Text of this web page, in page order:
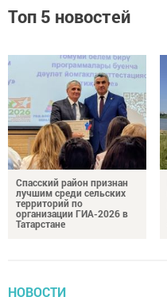
Топ 5 новостей
Спасский район признан
лучшим среди сельских
территорий по
организации ГИА-2026 в
Татарстане
НОВОСТИ